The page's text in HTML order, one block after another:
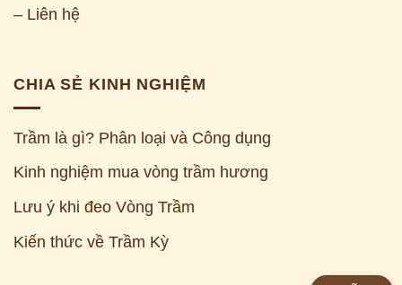
– Liên hệ
CHIA SẺ KINH NGHIỆM
Trầm là gì? Phân loại và Công dụng
Kinh nghiệm mua vòng trầm hương
Lưu ý khi đeo Vòng Trầm
Kiến thức về Trầm Kỳ